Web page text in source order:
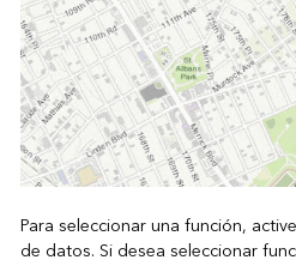
Para seleccionar una función,
de datos. Si desea seleccionar